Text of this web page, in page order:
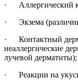
· Аллергический
· Экзема
· Контактный
неаллергические
лучевой дерматиты);
· Реакции на